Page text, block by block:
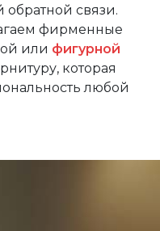
связи.
фирменные
или фигурной
которая
любой